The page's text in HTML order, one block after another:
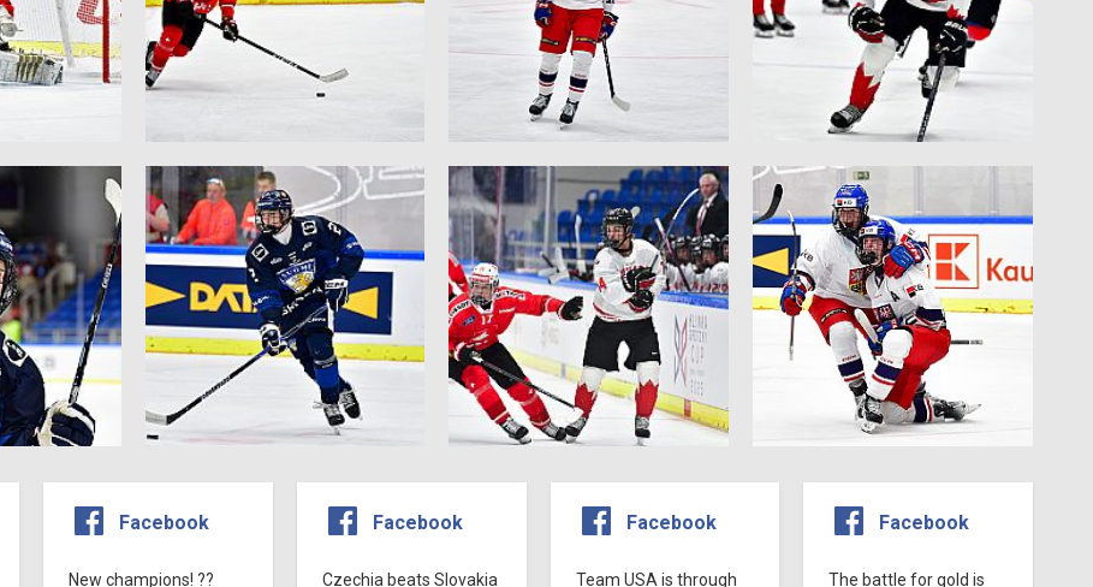
Facebook
New champions! ??
Facebook
Czechia beats Slovakia
Facebook
Team USA is through
Facebook
The battle for gold is